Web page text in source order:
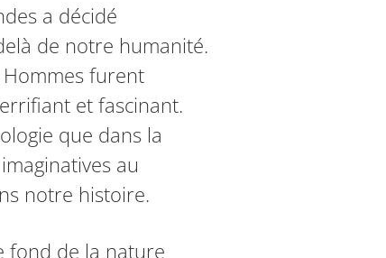
a décidé
de notre humanité.
furent
et fascinant.
que dans la
au
notre histoire.
fond de la nature